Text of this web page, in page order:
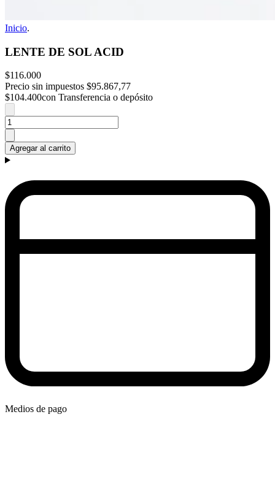
Inicio.
LENTE DE SOL ACID
$116.000
Precio sin impuestos $95.867,77
$104.400con Transferencia o depósito
Agregar al carrito
Medios de pago